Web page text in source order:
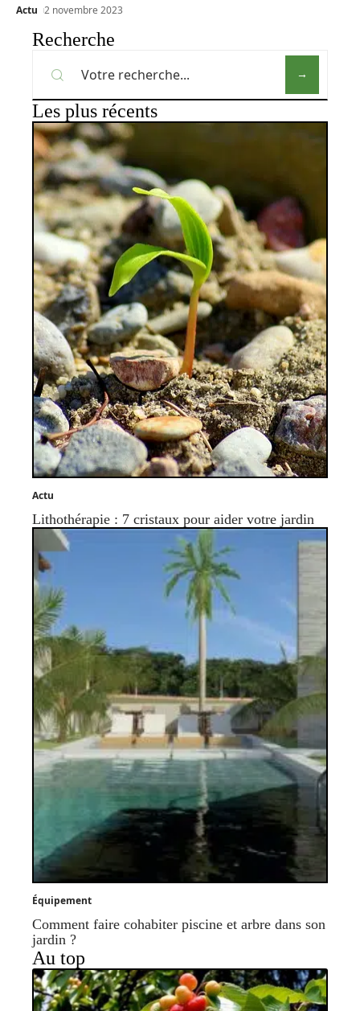
Actu 2 novembre 2023
Recherche
Les plus récents
Actu
Lithothérapie : 7 cristaux pour aider votre jardin
Équipement
Comment faire cohabiter piscine et arbre dans son
jardin ?
Au top